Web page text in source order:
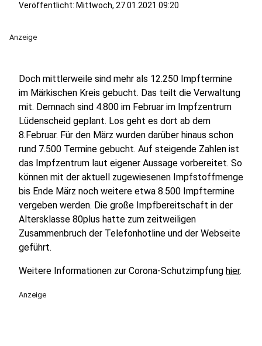
Veröffentlicht: Mittwoch, 27.01.2021 09:20
Anzeige
Doch mittlerweile sind mehr als 12.250 Impftermine
im Märkischen Kreis gebucht. Das teilt die Verwaltung
mit. Demnach sind 4.800 im Februar im Impfzentrum
Lüdenscheid geplant. Los geht es dort ab dem
8.Februar. Für den März wurden darüber hinaus schon
rund 7.500 Termine gebucht. Auf steigende Zahlen ist
das Impfzentrum laut eigener Aussage vorbereitet. So
können mit der aktuell zugewiesenen Impfstoffmenge
bis Ende März noch weitere etwa 8.500 Impftermine
vergeben werden. Die große Impfbereitschaft in der
Altersklasse 80plus hatte zum zeitweiligen
Zusammenbruch der Telefonhotline und der Webseite
geführt.
Weitere Informationen zur Corona-Schutzimpfung hier.
Anzeige